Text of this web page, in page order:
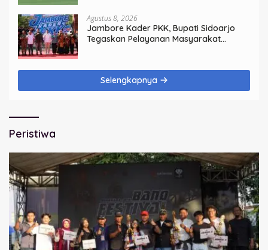
Agustus 8, 2026
Jambore Kader PKK, Bupati Sidoarjo
Tegaskan Pelayanan Masyarakat
Selengkapnya
Peristiwa